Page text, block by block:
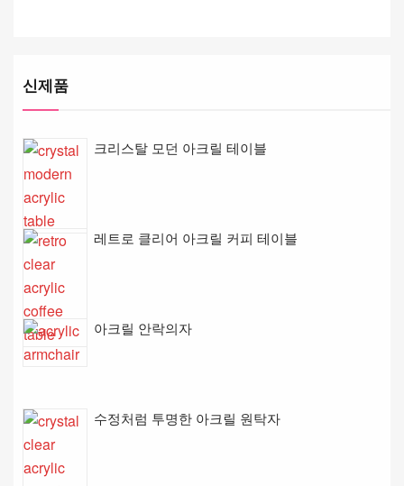
신제품
크리스탈 모던 아크릴 테이블
레트로 클리어 아크릴 커피 테이블
아크릴 안락의자
수정처럼 투명한 아크릴 원탁자